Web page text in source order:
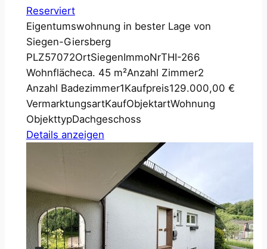
Reserviert
Eigentumswohnung in bester Lage von
Siegen-Giersberg
PLZ57072OrtSiegenImmoNrTHI-266
Wohnflächeca. 45 m²Anzahl Zimmer2
Anzahl Badezimmer1Kaufpreis129.000,00 €
VermarktungsartKaufObjektartWohnung
ObjekttypDachgeschoss
Details anzeigen